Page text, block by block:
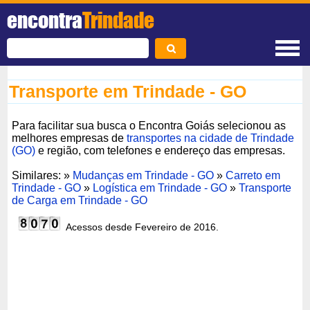
encontraTrindade
Transporte em Trindade - GO
Para facilitar sua busca o Encontra Goiás selecionou as
melhores empresas detransportes na cidade de Trindade
(GO) e região, com telefones e endereço das empresas.
Similares: » Mudanças em Trindade - GO »Carreto em
Trindade - GO » Logística em Trindade - GO »Transporte
de Carga em Trindade - GO
Acessos desde Fevereiro de 2016.